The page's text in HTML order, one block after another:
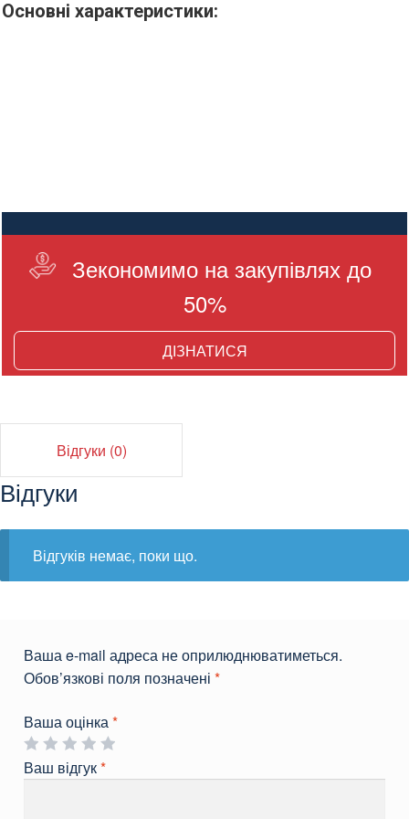
Основні характеристики:
Зекономимо на закупівлях до
50%
ДІЗНАТИСЯ
Відгуки (0)
Відгуки
Відгуків немає, поки що.
Ваша e-mail адреса не оприлюднюватиметься.
Обов’язкові поля позначені *
Ваша оцінка *
Ваш відгук*